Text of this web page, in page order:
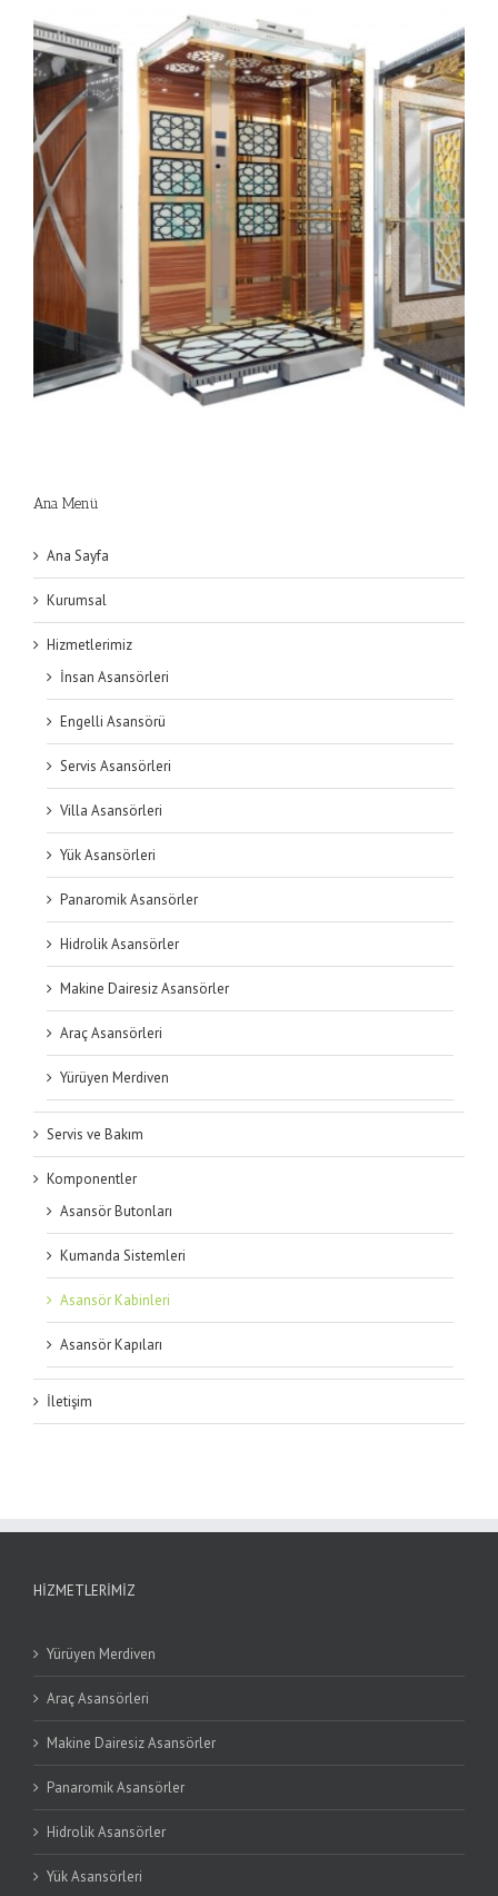
kabin (2)
Ana Menü
Ana Sayfa
Kurumsal
Hizmetlerimiz
İnsan Asansörleri
Engelli Asansörü
Servis Asansörleri
Villa Asansörleri
Yük Asansörleri
Panaromik Asansörler
Hidrolik Asansörler
Makine Dairesiz Asansörler
Araç Asansörleri
Yürüyen Merdiven
Servis ve Bakım
Komponentler
Asansör Butonları
Kumanda Sistemleri
Asansör Kabinleri
Asansör Kapıları
İletişim
HIZMETLERIMIZ
Yürüyen Merdiven
Araç Asansörleri
Makine Dairesiz Asansörler
Panaromik Asansörler
Hidrolik Asansörler
Yük Asansörleri